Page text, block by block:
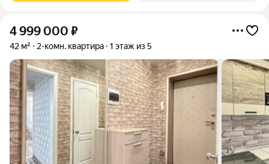
4 999 000 ₽
42 м² 2-комн. квартира 1 этаж из 5